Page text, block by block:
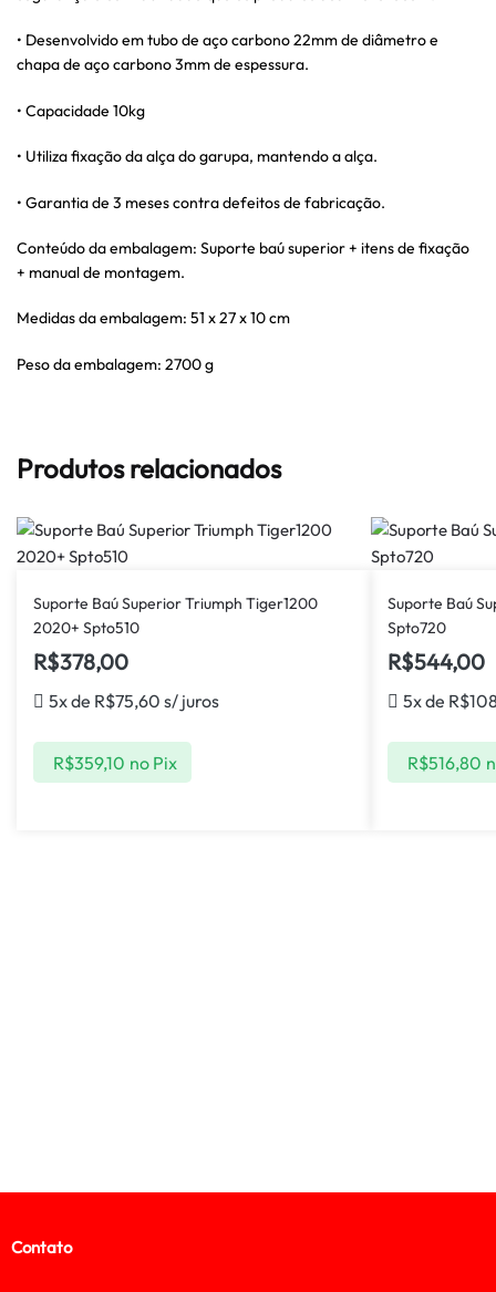
• Desenvolvido em tubo de aço carbono 22mm de diâmetro e
chapa de aço carbono 3mm de espessura.
• Capacidade 10kg
• Utiliza fixação da alça do garupa, mantendo a alça.
• Garantia de 3 meses contra defeitos de fabricação.
Conteúdo da embalagem: Suporte baú superior + itens de fixação
+ manual de montagem.
Medidas da embalagem: 51 x 27 x 10 cm
Peso da embalagem: 2700 g
Produtos relacionados
Suporte Baú Superior Triumph Tiger1200
2020+ Spto510
R$378,00
5x de R$75,60 s/ juros
R$359,10 no Pix
Suporte Baú
Spto720
R$544,00
5x de R$
R$516,80
Contato